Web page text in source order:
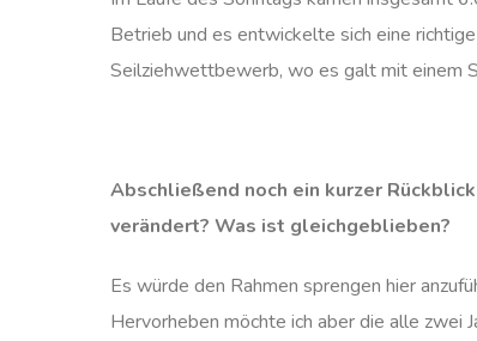
Betrieb und es entwickelte sich eine
Seilziehwettbewerb, wo es galt mit einem
Abschließend noch ein kurzer
verändert? Was ist gleichgeblieben?
Es würde den Rahmen sprengen hier
Hervorheben möchte ich aber die alle zwei